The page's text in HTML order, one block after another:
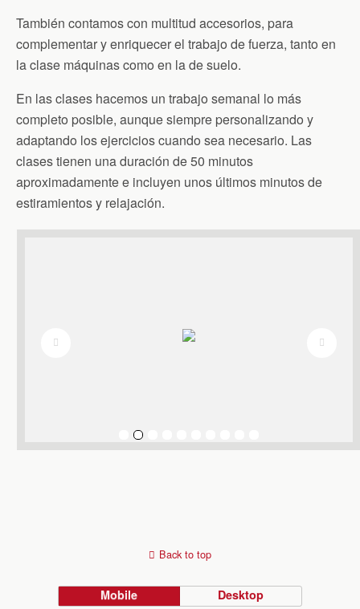
También contamos con multitud accesorios, para
complementar y enriquecer el trabajo de fuerza, tanto en
la clase máquinas como en la de suelo.
En las clases hacemos un trabajo semanal lo más
completo posible, aunque siempre personalizando y
adaptando los ejercicios cuando sea necesario. Las
clases tienen una duración de 50 minutos
aproximadamente e incluyen unos últimos minutos de
estiramientos y relajación.
Back to top
Mobile Desktop